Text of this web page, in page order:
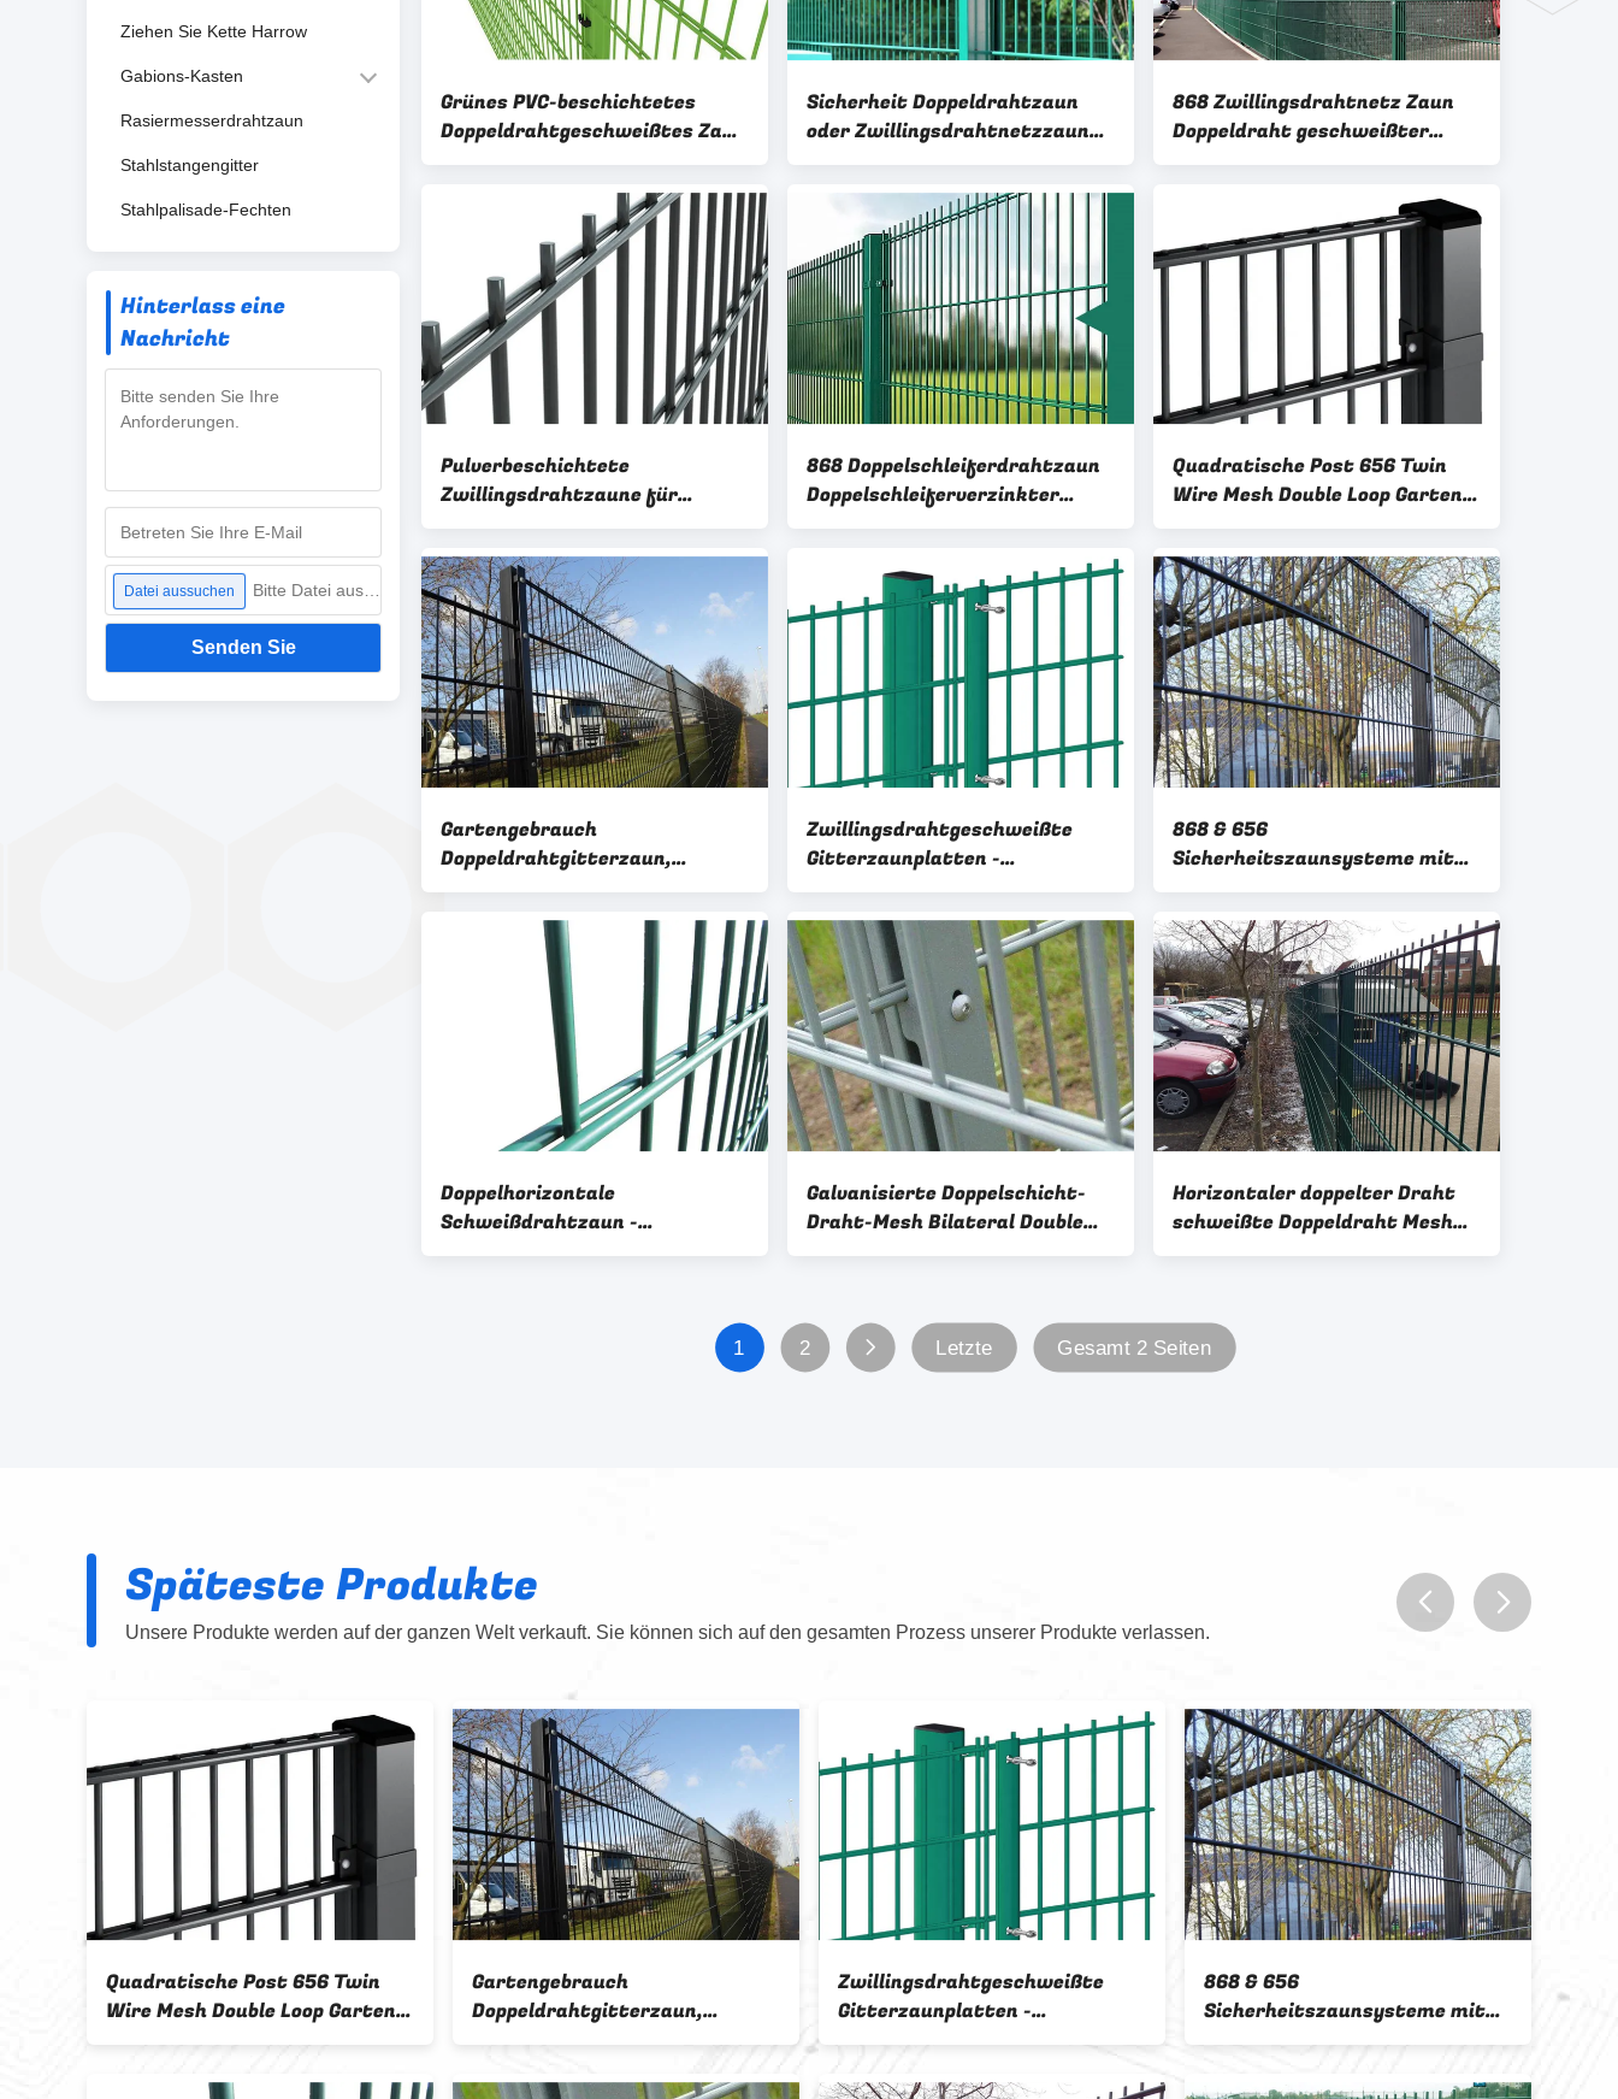
Ziehen Sie Kette Harrow
Gabions-Kasten
Rasiermesserdrahtzaun
Stahlstangengitter
Stahlpalisade-Fechten
Hinterlass eine
Nachricht
Datei aussuchen
Senden Sie
Grünes PVC-beschichtetes
Doppeldrahtgeschweißtes Zaun
und galvanisiertes
geschweißtes Drahtnetz
Sicherheit Doppeldrahtzaun
oder Zwillingsdrahtnetzzaun
verwenden Rundpfosten
868 Zwillingsdrahtnetz Zaun
Doppeldraht geschweißter
Zaun für Park
Pulverbeschichtete
Zwillingsdrahtzaune für
Sportzaune 8/6/8
868 Doppelschleiferdrahtzaun
Doppelschleiferverzinkter
Drahtzaun
Quadratische Post 656 Twin
Wire Mesh Double Loop Garten
Zaun für Wohnraum
Gartengebrauch
Doppeldrahtgitterzaun,
hochfester Stahlgitterzaun
Zwillingsdrahtgeschweißte
Gitterzaunplatten -
Doppeldraht starre
Gitterzaune & PVC-Gitterzaun
868 & 656
Sicherheitszaunsysteme mit
Doppeldrahtnetz mit
günstigerem Preis
Doppelhorizontale
Schweißdrahtzaun -
868/656/545
Galvanisierte Doppelschicht-
Draht-Mesh Bilateral Double
Wire Fence-Platte
Horizontaler doppelter Draht
schweißte Doppeldraht Mesh
Fencing des Zaun-868
1 2 Letzte Gesamt 2 Seiten
Späteste Produkte
Unsere Produkte werden auf der ganzen Welt verkauft. Sie können sich auf den gesamten Prozess unserer Produkte verlassen.
868 & 656
Sicherheitszaunsysteme mit
Doppeldrahtnetz mit
Pulverbeschichtete
Zwillingsdrahtnetze und
Schweißdrahtzaun
Zwei-seitige
Doppeldrahtgeschweißte Zäune
Galvanisiertes
Sicherheit 656
Zwillingsdrahtnetz
Metallgeschweißter Drahtzaun